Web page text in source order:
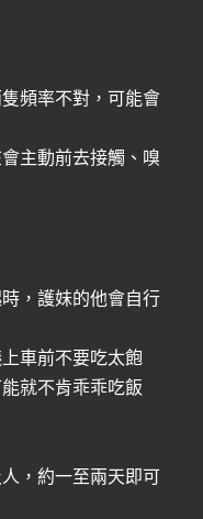
頻率不對，可能會
主動前去接觸、嗅
，護妹的他會自行
車前不要吃太飽
就不肯乖乖吃飯
，約一至兩天即可